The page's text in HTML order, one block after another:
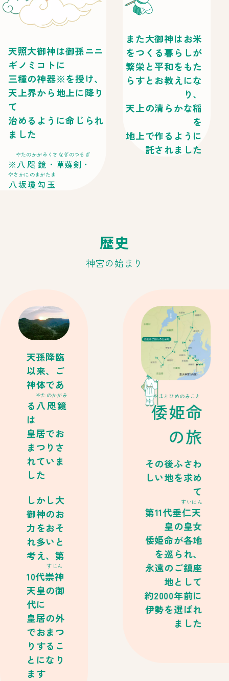
天照大御神は御孫ニニ
ギノミコトに
三種の神器※を授け、
天上界から地上に降り
て
治めるように命じられ
ました
八咫鏡
やたのかがみ
・草薙剣・
くさなぎのつるぎ
八坂瓊勾玉
やさかにのまがたま
また大御神はお米
をつくる暮らしが
繁栄と平和をもた
らすとお教えにな
り、
天上の清らかな稲
を
地上で作るように
託されました
歴史
神宮の始まり
天孫降臨
以来、ご
神体であ
る八咫鏡
やたのかがみ
は
皇居でお
まつりさ
れていま
した
しかし大
御神のお
力をおそ
れ多いと
考え、第
10代崇神
すじん
天皇の御
代に
皇居の外
でおまつ
りするこ
とになり
ます
倭姫命
やまとひめのみこと
の旅
その後ふさわ
しい地を求め
て
第11代垂仁天
すいにん
皇の皇女
倭姫命が各地
を巡られ、
永遠のご鎮座
地として
約2000年前に
伊勢を選ばれ
ました